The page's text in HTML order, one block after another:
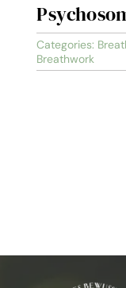
Categories:
Breathwork